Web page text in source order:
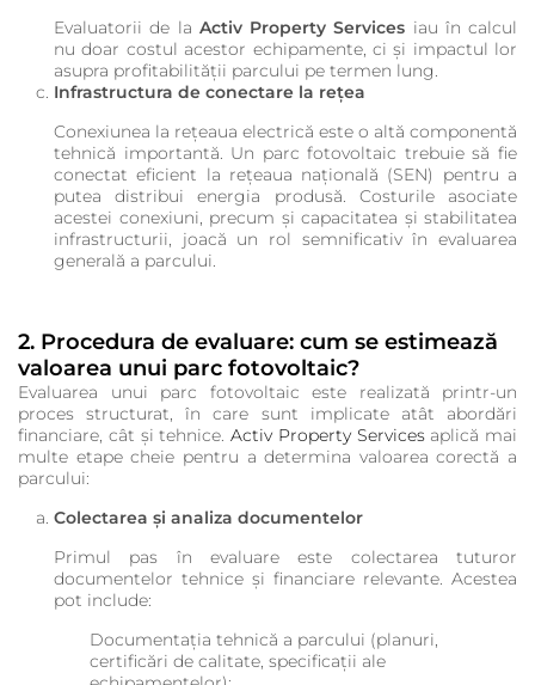
Evaluatorii de la Activ Property Services iau în calcul
nu doar costul acestor echipamente, ci și impactul lor
asupra profitabilității parcului pe termen lung.
Infrastructura de conectare la rețea
Conexiunea la rețeaua electrică este o altă componentă
tehnică importantă. Un parc fotovoltaic trebuie să fie
conectat eficient la rețeaua națională (SEN) pentru a
putea distribui energia produsă. Costurile asociate
acestei conexiuni, precum și capacitatea și stabilitatea
infrastructurii, joacă un rol semnificativ în evaluarea
generală a parcului.
2. Procedura de evaluare: cum se estimează
valoarea unui parc fotovoltaic?
Evaluarea unui parc fotovoltaic este realizată printr-un
proces structurat, în care sunt implicate atât abordări
financiare, cât și tehnice. Activ Property Servicesaplică mai
multe etape cheie pentru a determina valoarea corectă a
parcului:
Colectarea și analiza documentelor
Primul pas în evaluare este colectarea tuturor
documentelor tehnice și financiare relevante. Acestea
pot include:
Documentația tehnică a parcului (planuri,
certificări de calitate, specificații ale